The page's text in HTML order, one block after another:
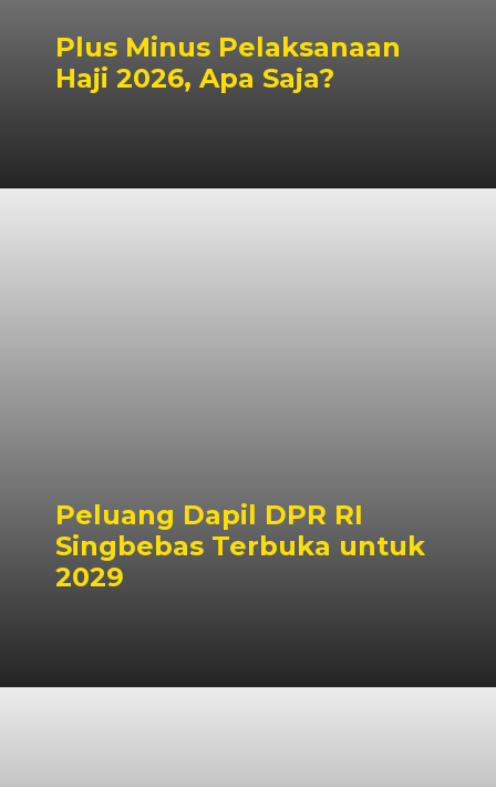
Plus Minus Pelaksanaan
Haji 2026, Apa Saja?
Peluang Dapil DPR RI
Singbebas Terbuka untuk
2029